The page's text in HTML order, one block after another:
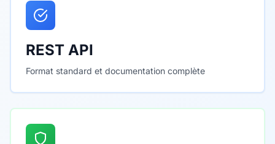
REST API
Format standard et documentation complète